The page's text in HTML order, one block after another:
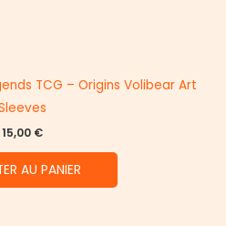
TCG – Origins Volibear Art
15,00 €
AU PANIER